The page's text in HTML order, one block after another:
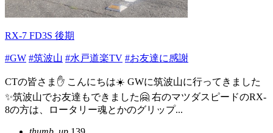
RX-7 FD3S 後期
#GW #筑波山 #水戸道楽TV #お友達に感謝
CTの皆さま✋ こんにちは☀️ GWに筑波山に行ってきました
✨筑波山でお友達もできました🤗 右のマツダスピードのRX-
8の方は、ロータリー魂とかのグリップ...